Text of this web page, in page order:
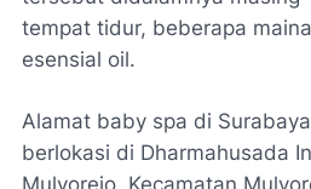
tempat tidur, beberapa
esensial oil.
Alamat baby spa di
berlokasi di Dharmahusada
Mulyorejo, Kecamatan